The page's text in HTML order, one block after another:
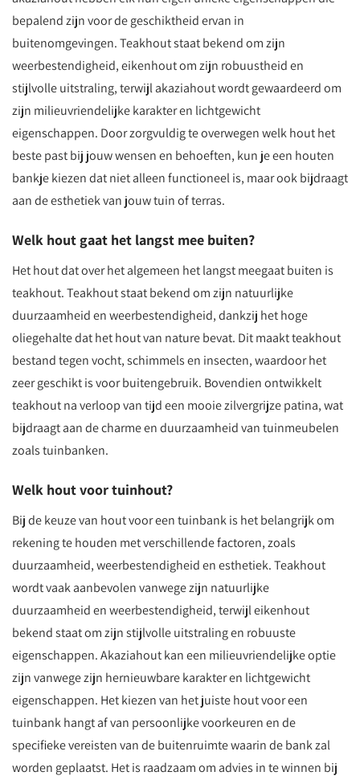
bepalend zijn voor de geschiktheid ervan in
buitenomgevingen. Teakhout staat bekend om zijn
weerbestendigheid, eikenhout om zijn robuustheid en
stijlvolle uitstraling, terwijl akaziahout wordt gewaardeerd om
zijn milieuvriendelijke karakter en lichtgewicht
eigenschappen. Door zorgvuldig te overwegen welk hout het
beste past bij jouw wensen en behoeften, kun je een houten
bankje kiezen dat niet alleen functioneel is, maar ook bijdraagt
aan de esthetiek van jouw tuin of terras.
Welk hout gaat het langst mee buiten?
Het hout dat over het algemeen het langst meegaat buiten is
teakhout. Teakhout staat bekend om zijn natuurlijke
duurzaamheid en weerbestendigheid, dankzij het hoge
oliegehalte dat het hout van nature bevat. Dit maakt teakhout
bestand tegen vocht, schimmels en insecten, waardoor het
zeer geschikt is voor buitengebruik. Bovendien ontwikkelt
teakhout na verloop van tijd een mooie zilvergrijze patina, wat
bijdraagt aan de charme en duurzaamheid van tuinmeubelen
zoals tuinbanken.
Welk hout voor tuinhout?
Bij de keuze van hout voor een tuinbank is het belangrijk om
rekening te houden met verschillende factoren, zoals
duurzaamheid, weerbestendigheid en esthetiek. Teakhout
wordt vaak aanbevolen vanwege zijn natuurlijke
duurzaamheid en weerbestendigheid, terwijl eikenhout
bekend staat om zijn stijlvolle uitstraling en robuuste
eigenschappen. Akaziahout kan een milieuvriendelijke optie
zijn vanwege zijn hernieuwbare karakter en lichtgewicht
eigenschappen. Het kiezen van het juiste hout voor een
tuinbank hangt af van persoonlijke voorkeuren en de
specifieke vereisten van de buitenruimte waarin de bank zal
worden geplaatst. Het is raadzaam om advies in te winnen bij